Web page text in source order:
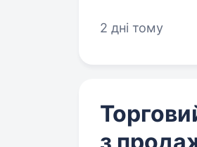
міжнародні…
2 дні тому